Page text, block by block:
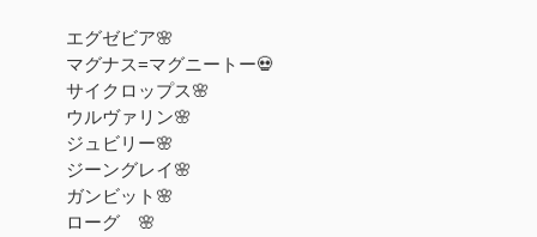
エグゼビア🌸
マグナス=マグニートー💀
サイクロップス🌸
ウルヴァリン🌸
ジュビリー🌸
ジーングレイ🌸
ガンビット🌸
ローグ 🌸